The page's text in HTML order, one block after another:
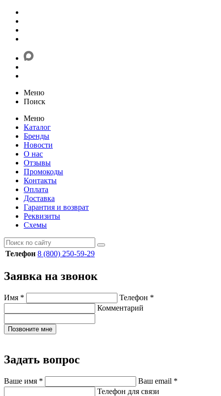
Меню
Поиск
Меню
Каталог
Бренды
Новости
О нас
Отзывы
Промокоды
Контакты
Оплата
Доставка
Гарантия и возврат
Реквизиты
Схемы
Телефон 8 (800) 250-59-29
Заявка на звонок
Имя * Телефон *
Комментарий
Позвоните мне
Задать вопрос
Ваше имя * Ваш email *
Телефон для связи